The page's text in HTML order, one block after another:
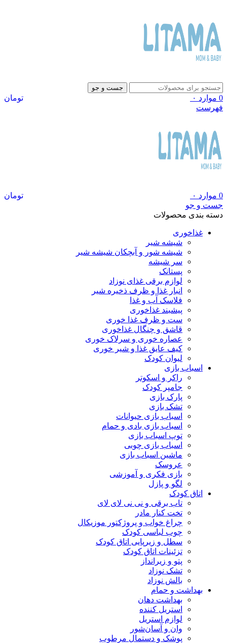
جست و جو
0 موارد ۰
تومان
فهرست
0 موارد ۰
تومان
جست و جو
دسته بندی محصولات
غذاخوری
شیشه شیر
شیشه ‌شور و آبچکان شیشه‌ شیر
سر شیشه
پستانک
لوازم برقی غذای نوزاد
انبار غذا و ظرف ذخیره شیر
فلاسک آب و غذا
پیشبند غذاخوری
ست و ظرف غذا خوری
قاشق و چنگال غذاخوری
عصاره خوری و سرلاک خوری
کیف عایق غذا و شیر خوری
لیوان کودک
اسباب بازی
راکر و اسکوتر
جامپر کودک
پارک بازی
تشک بازی
اسباب بازی حیوانات
اسباب بازی بادی و حمام
توپ اسباب بازی
اسباب بازی چوبی
ماشین اسباب بازی
عروسک
بازی فکری و آموزشی
لگو و پازل
اتاق کودک
تاب برقی و نی نی لای لای
تخت کنار مادر
چراغ خواب و پروژکتور موزیکال
چوب لباسی کودک
سطل و زیرپایی اتاق کودک
تزئینات اتاق کودک
پتو و زیرانداز
تشک نوزاد
بالش نوزاد
بهداشت و حمام
بهداشت دهان
استریل کننده
لوازم استریل
وان و آسان‌شور
پوشک و دستمال مرطوب